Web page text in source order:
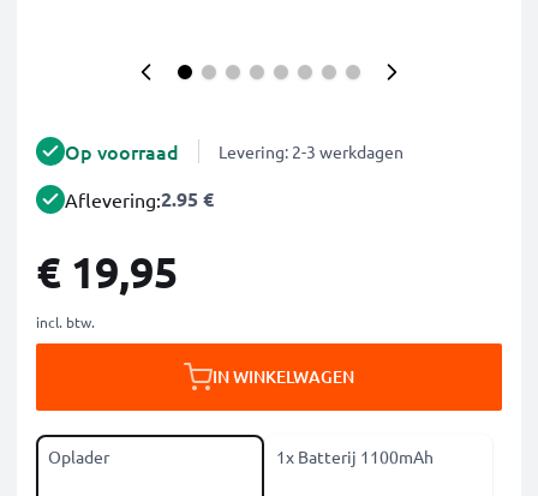
Op voorraad Levering: 2-3 werkdagen
Aflevering:2.95 €
€ 19,95
incl. btw.
IN WINKELWAGEN
Oplader 1x Batterij 1100mAh